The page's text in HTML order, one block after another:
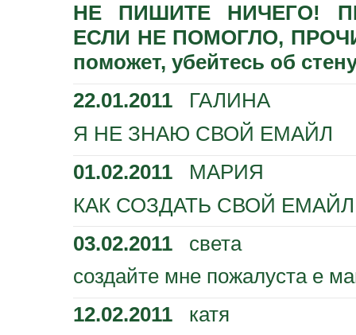
НЕ ПИШИТЕ НИЧЕГО!
ЕСЛИ НЕ ПОМОГЛО,
поможет, убейтесь об
22.01.2011 ГАЛИНА
Я НЕ ЗНАЮ СВОЙ ЕМАЙЛ
01.02.2011 МАРИЯ
КАК СОЗДАТЬ СВОЙ ЕМАЙЛ
03.02.2011 света
создайте мне пожалуста е
12.02.2011 катя